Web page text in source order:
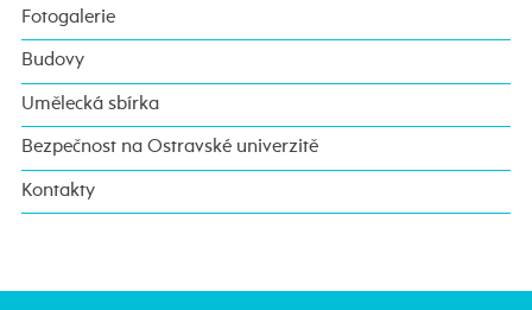
Fotogalerie
Budovy
Umělecká sbírka
Bezpečnost na Ostravské univerzitě
Kontakty